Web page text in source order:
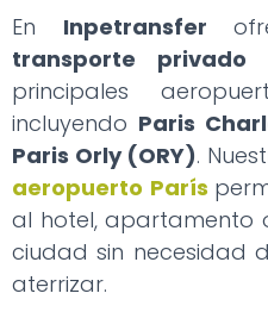
En Inpetransfer
transporte privado
principales
incluyendo Paris
Paris Orly (ORY).
aeropuerto París
al hotel, apartamento
ciudad sin necesidad
aterrizar.